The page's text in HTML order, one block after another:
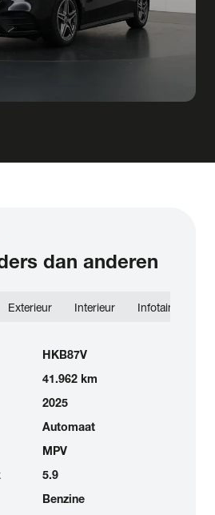
dan anderen
Exterieur Interieur Infotainment
HKB87V
41.962 km
2025
Automaat
MPV
5.9
Benzine